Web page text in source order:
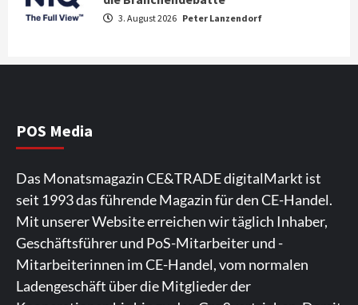
Großer Bild-Vergleichstest 55-Zoll
Fernsehgeräte
5
6
CHERRY baut Vertriebsteam in
strategisch wichtigen Märkten aus
Smart Living Top Story
Verbraucher setzen immer mehr auf
Klimageräte und Ventilatoren
3. August 2026 Peter Lanzendorf
POS Media
Das Monatsmagazin CE&TRADE digitalMarkt ist
seit 1993 das führende Magazin für den CE-Handel.
Mit unserer Website erreichen wir täglich Inhaber,
Geschäftsführer und PoS-Mitarbeiter und -
Mitarbeiterinnen im CE-Handel, vom normalen
Ladengeschäft über die Mitglieder der